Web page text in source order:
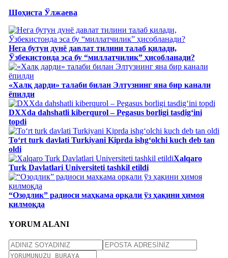
Шоҳиста Ўлжаева
Нега бутун дунё давлат тилини талаб қилади,
Ўзбекистонда эса бу “миллатчилик” ҳисобланади?
«Халқ дарди» талаби билан Элтузнинг яна бир канали
ёпилди
DXXda dahshatli kiberqurol – Pegasus borligi tasdig‘ini
topdi
To‘rt turk davlati Turkiyani Kiprda ishgʻolchi kuch deb tan
oldi
Xalqaro
Turk Davlatlari Universiteti tashkil etildi
“Озодлик” радиоси маҳкама орқали ўз ҳақини ҳимоя
қилмоқда
YORUM ALANI